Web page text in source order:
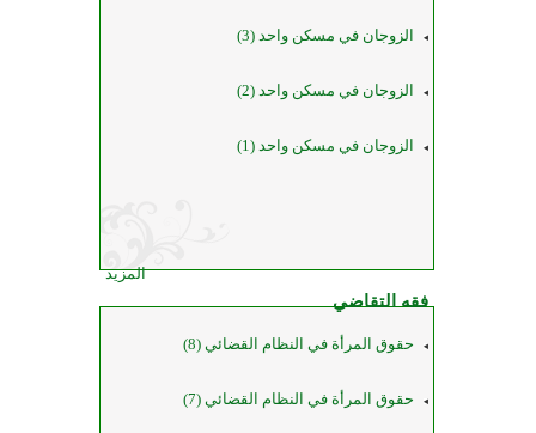
الزوجان في مسكن واحد (3)
الزوجان في مسكن واحد (2)
الزوجان في مسكن واحد (1)
المزيد
فقه التقاضي
حقوق المرأة في النظام القضائي (8)
حقوق المرأة في النظام القضائي (7)